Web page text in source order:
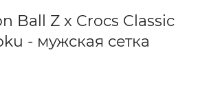
Ball Z x Crocs Classic
- мужская сетка